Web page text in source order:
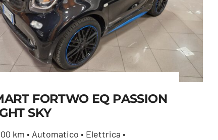
FORTWO EQ PASSION
SKY
km • Automatico • Elettrica •